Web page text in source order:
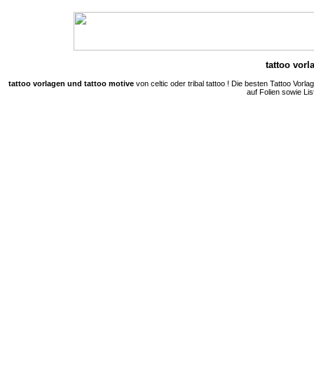
tattoo
tattoo vorlagen und tattoo motive von celtic oder tribal tattoo ! Die besten Tattoo
auf Folien sowie